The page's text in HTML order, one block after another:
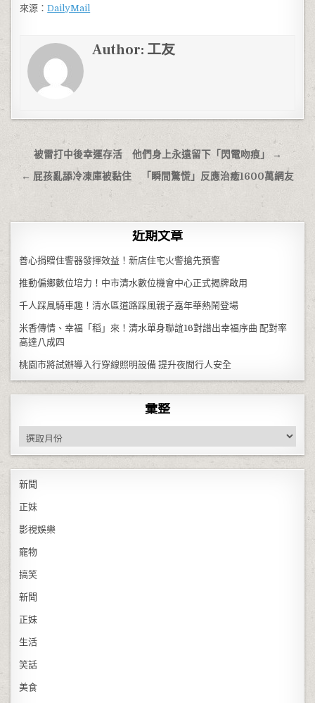
來源：DailyMail
Author: 工友
文章導覽
被雷打中後幸運存活 他們身上永遠留下「閃電吻痕」 →
← 屁孩亂舔冷凍庫被黏住 「瞬間驚慌」反應治癒1600萬網友
近期文章
善心捐贈住警器發揮效益！新店住宅火警搶先預警
推動偏鄉數位培力！中市清水數位機會中心正式揭牌啟用
千人踩風騎車趣！清水區道路踩風親子嘉年華熱鬧登場
米香傳情、幸福「稻」來！清水單身聯誼16對譜出幸福序曲 配對率
高達八成四
桃園市將試辦導入行穿線照明設備 提升夜間行人安全
彙整
彙整
新聞
正妹
影視娛樂
寵物
搞笑
新聞
正妹
生活
笑話
美食